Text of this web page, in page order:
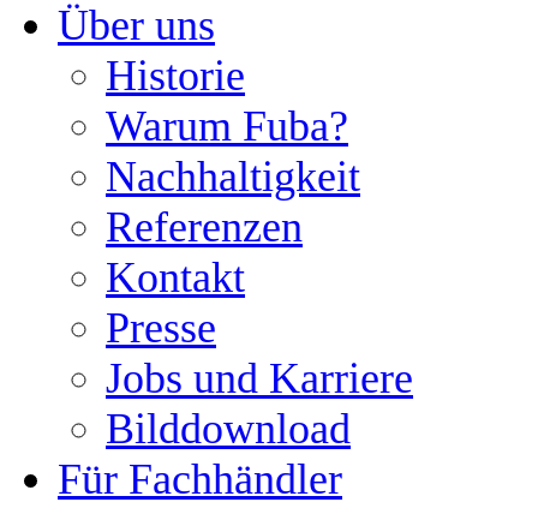
Über uns
Historie
Warum Fuba?
Nachhaltigkeit
Referenzen
Kontakt
Presse
Jobs und Karriere
Bilddownload
Für Fachhändler